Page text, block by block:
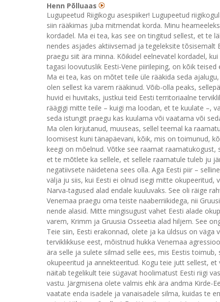
Henn Põlluaas
Lugupeetud Riigikogu asespiiker! Lugupeetud
siin rääkimas juba mitmendat korda. Minu
kordadel. Ma ei tea, kas see on tingitud sellest, et te
nendes asjades aktiivsemad ja tegeleksite
praegu siit ära minna. Kõikidel eelnevatel kordadel,
tagasi loovutuslik Eesti-Vene piirileping, on kõik
Ma ei tea, kas on mõtet teile üle rääkida seda
olen sellest ka varem rääkinud. Võib-olla peaks,
huvid ei huvitaks, justkui teid Eesti territoriaalne
räägigi mitte teile – kuigi ma loodan, et te kuulate –,
seda istungit praegu kas kuulama või vaatama või
Ma olen kirjutanud, muuseas, sellel teemal ka
loomisest kuni tänapäevani, kõik, mis on toimunud,
keegi on mõelnud. Võtke see raamat
et te mõtlete ka sellele, et sellele raamatule tuleb ju
negatiivsete näidetena sees olla. Aga Eesti piir –
välja ju siis, kui Eesti ei olnud isegi mitte okupeeritud,
Narva-tagused alad endale kuuluvaks. See oli räige
Venemaa praegu oma teiste naaberriikidega, nii
nende alasid. Mitte mingisugust vahet Eesti alade
varem, Krimm ja Gruusia Osseetia alad hiljem. See
Teie siin, Eesti erakonnad, olete ja ka üldsus on
terviklikkuse eest, mõistnud hukka Venemaa
ära selle ja sulete silmad selle ees, mis Eestis
okupeeritud ja annekteeritud. Kogu teie jutt sellest,
näitab tegelikult teie sügavat hoolimatust Eesti riigi
vastu. Järgmisena olete valmis ehk ära andma
vaatate enda isadele ja vanaisadele silma, kuidas te